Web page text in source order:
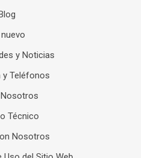
y Noticias
y Teléfonos
Técnico
Nosotros